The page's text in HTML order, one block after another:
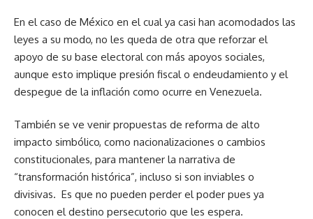
En el caso de México en el cual ya casi han acomodados las
leyes a su modo, no les queda de otra que reforzar el
apoyo de su base electoral con más apoyos sociales,
aunque esto implique presión fiscal o endeudamiento y el
despegue de la inflación como ocurre en Venezuela.
También se ve venir propuestas de reforma de alto
impacto simbólico, como nacionalizaciones o cambios
constitucionales, para mantener la narrativa de
“transformación histórica”, incluso si son inviables o
divisivas. Es que no pueden perder el poder pues ya
conocen el destino persecutorio que les espera.